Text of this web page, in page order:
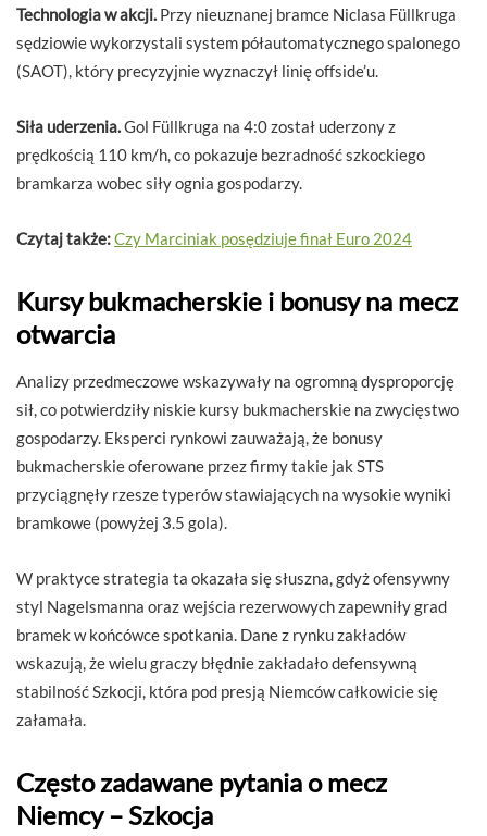
Technologia w akcji. Przy nieuznanej bramce Niclasa Füllkruga
sędziowie wykorzystali system półautomatycznego spalonego
(SAOT), który precyzyjnie wyznaczył linię offside’u.
Siła uderzenia.Gol Füllkruga na 4:0 został uderzony z
prędkością 110 km/h, co pokazuje bezradność szkockiego
bramkarza wobec siły ognia gospodarzy.
Czytaj także:Czy Marciniak posędziuje finał Euro 2024
Kursy bukmacherskie i bonusy na mecz
otwarcia
Analizy przedmeczowe wskazywały na ogromną dysproporcję
sił, co potwierdziły niskie kursy bukmacherskie na zwycięstwo
gospodarzy. Eksperci rynkowi zauważają, że bonusy
bukmacherskie oferowane przez firmy takie jak STS
przyciągnęły rzesze typerów stawiających na wysokie wyniki
bramkowe (powyżej 3.5 gola).
W praktyce strategia ta okazała się słuszna, gdyż ofensywny
styl Nagelsmanna oraz wejścia rezerwowych zapewniły grad
bramek w końcówce spotkania. Dane z rynku zakładów
wskazują, że wielu graczy błędnie zakładało defensywną
stabilność Szkocji, która pod presją Niemców całkowicie się
załamała.
Często zadawane pytania o mecz
Niemcy – Szkocja